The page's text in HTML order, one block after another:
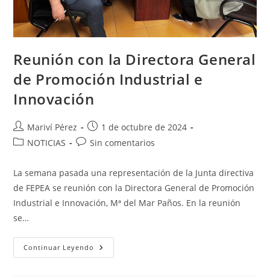
Reunión con la Directora General
de Promoción Industrial e
Innovación
Autor
de
Mariví Pérez
Publicación
de
1 de octubre de 2024
Categoría
la
NOTICIAS
Comentarios
la
Sin comentarios
La semana pasada una representación de la Junta directiva
de FEPEA se reunión con la Directora General de Promoción
Industrial e Innovación, Mª del Mar Paños. En la reunión
se…
Continuar Leyendo Reunión
Con